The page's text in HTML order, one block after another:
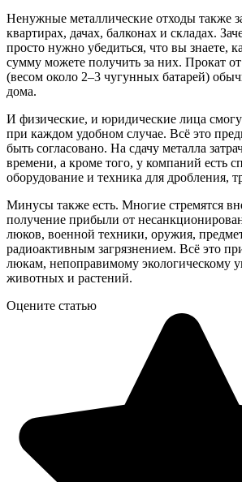
Ненужные металлические отходы также
квартирах, дачах, балконах и складах.
просто нужно убедиться, что вы знаете,
сумму можете получить за них. Прокат
(весом около 2–3 чугунных батарей)
дома.
И физические, и юридические лица
при каждом удобном случае. Всё это
быть согласовано. На сдачу металла
времени, а кроме того, у компаний есть
оборудование и техника для дробления,
Минусы также есть. Многие стремятся
получение прибыли от
люков, военной техники, оружия,
радиоактивным загрязнением. Всё это
люкам, непоправимому экологическому
животных и растений.
Оцените статью